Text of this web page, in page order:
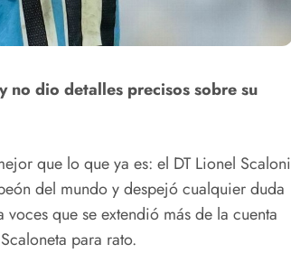
no dio detalles precisos sobre su
que lo que ya es: el DT Lionel Scaloni
del mundo y despejó cualquier duda
que se extendió más de la cuenta
para rato.